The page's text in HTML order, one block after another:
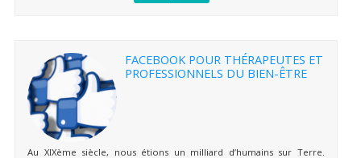
FACEBOOK POUR THÉRAPEUTES ET
PROFESSIONNELS DU BIEN-ÊTRE
Au XIXème siècle, nous étions un milliard d’humains sur Terre.